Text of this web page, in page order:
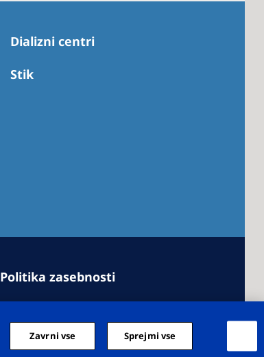
Dializni centri
Stik
Politika zasebnosti
Zavrni vse Sprejmi vse